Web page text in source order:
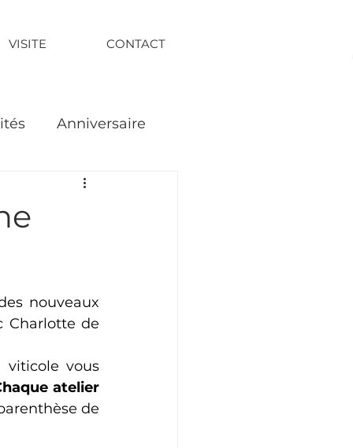
VISITE CONTACT
Anniversaire
nouveaux
Charlotte de
viticole vous
atelier
de